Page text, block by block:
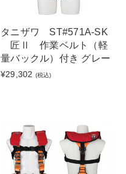
タニザワ ST#571A-SK
匠Ⅱ 作業ベルト（軽
量バックル）付き グレー
¥29,302 (税込)